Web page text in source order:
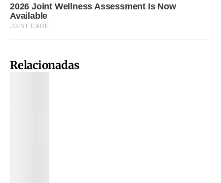
Relacionadas